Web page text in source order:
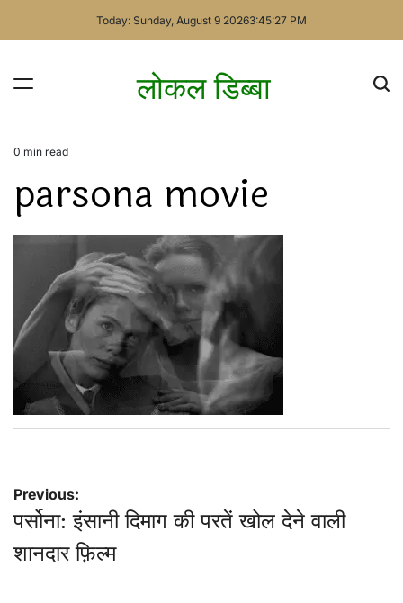
Today: Sunday, August 9 20263:45:27 PM
लोकल डिब्बा
Estimated
time
0 min read
parsona movie
Post
navigation
Previous:
पर्सोना: इंसानी दिमाग की परतें खोल देने वाली
शानदार फ़िल्म